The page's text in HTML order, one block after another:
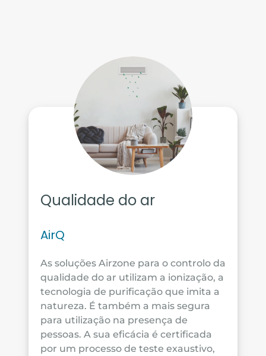
Qualidade do ar
AirQ
As soluções Airzone para o controlo da
qualidade do ar utilizam a ionização, a
tecnologia de purificação que imita a
natureza. É também a mais segura
para utilização na presença de
pessoas. A sua eficácia é certificada
por um processo de teste exaustivo,